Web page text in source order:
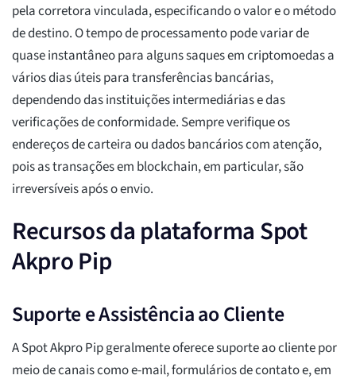
pela corretora vinculada, especificando o valor e o método
de destino. O tempo de processamento pode variar de
quase instantâneo para alguns saques em criptomoedas a
vários dias úteis para transferências bancárias,
dependendo das instituições intermediárias e das
verificações de conformidade. Sempre verifique os
endereços de carteira ou dados bancários com atenção,
pois as transações em blockchain, em particular, são
irreversíveis após o envio.
Recursos da plataforma Spot
Akpro Pip
Suporte e Assistência ao Cliente
A Spot Akpro Pip geralmente oferece suporte ao cliente por
meio de canais como e-mail, formulários de contato e, em